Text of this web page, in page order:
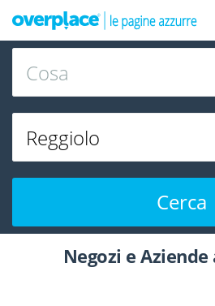
Cerca
Negozi e Aziende